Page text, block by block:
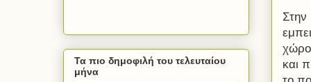
Στην
και
Τα πιο δημοφιλή του τελευταίου
μήνα